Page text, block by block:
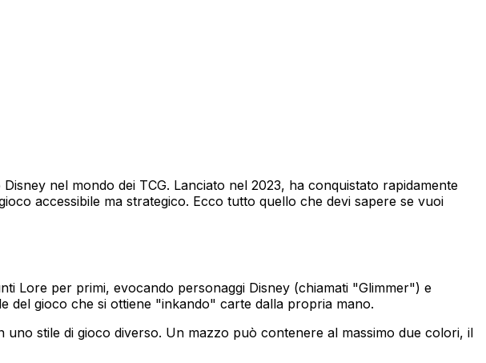
nel mondo dei TCG. Lanciato nel 2023, ha conquistato rapidamente
accessibile ma strategico. Ecco tutto quello che devi sapere se vuoi
Lore per primi, evocando personaggi Disney (chiamati "Glimmer") e
del gioco che si ottiene "inkando" carte dalla propria mano.
stile di gioco diverso. Un mazzo può contenere al massimo due colori, il